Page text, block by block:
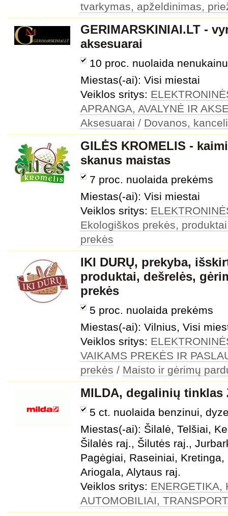
tvarkymas, apželdinimas,
GERIMARSKINIAI.LT -
aksesuarai
10 proc. nuolaida
Miestas(-ai): Visi miestai
Veiklos sritys:
APRANGA, AVALYNĖ IR
Aksesuarai / Dovanos,
GILĖS KROMELIS -
skanus maistas
7 proc. nuolaida prekėms
Miestas(-ai): Visi miestai
Veiklos sritys:
Ekologiškos prekės,
prekės
IKI DURŲ, prekyba,
produktai, dešrelės,
prekės
5 proc. nuolaida prekėms
Miestas(-ai): Vilnius, Visi
Veiklos sritys:
VAIKAMS PREKĖS IR
prekės / Maisto ir gėrimų
MILDA, degalinių tinklas
5 ct. nuolaida benzinui,
Miestas(-ai): Šilalė, Telšiai,
Šilalės raj., Šilutės raj.,
Pagėgiai, Raseiniai,
Ariogala, Alytaus raj.
Veiklos sritys: ENERGETIKA,
AUTOMOBILIAI,